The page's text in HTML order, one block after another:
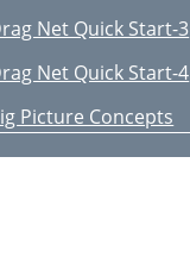
Net Quick Start-3
Net Quick Start-4
Picture Concepts
Concepts